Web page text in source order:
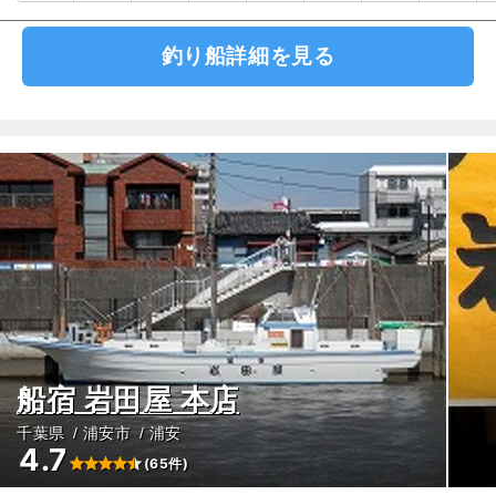
釣り船詳細を見る
船宿 岩田屋 本店
千葉県 浦安市 浦安
4.7 (65件)